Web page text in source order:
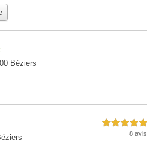
Béziers
5,0 étoiles sur 5
8 avis